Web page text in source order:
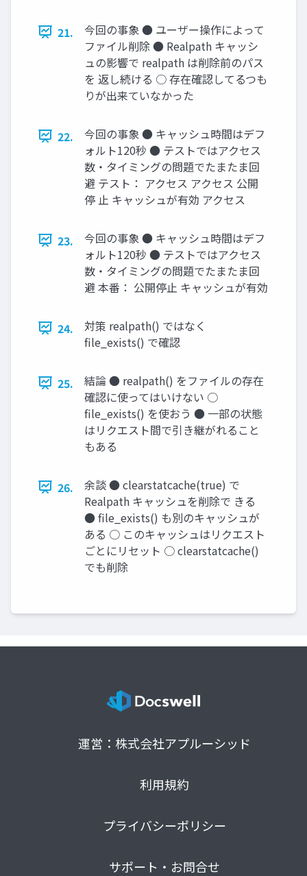
21.
今回の事象 ● ユーザー操作によって
ファイル削除 ● Realpath キャッシ
ュの影響で realpath は削除前のパス
を 返し続ける ○ 存在確認してるつも
りが出来ていなかった
22.
今回の事象 ● キャッシュ時間はデフ
ォルト120秒 ● テストではアクセス
数・タイミングの問題でたまたま回
避 テスト： アクセス アクセス 公開
停 止 キャッシュが有効 アクセス
23.
今回の事象 ● キャッシュ時間はデフ
ォルト120秒 ● テストではアクセス
数・タイミングの問題でたまたま回
避 本番： 公開停止 キャッシュが有効
24.
対策 realpath() ではなく
file_exists() で確認
25.
結論 ● realpath() をファイルの存在
確認に使ってはいけない ○
file_exists() を使おう ● 一部の状態
はリクエスト間で引き継がれること
もある
26.
余談 ● clearstatcache(true) で
Realpath キャッシュを削除で きる
● file_exists() も別のキャッシュが
ある ○ このキャッシュはリクエスト
ごとにリセット ○ clearstatcache()
でも削除
運営：株式会社アプルーシッド
利用規約
プライバシーポリシー
サポート・お問合せ